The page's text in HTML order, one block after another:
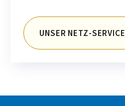
UNSER NETZ-SERVICE